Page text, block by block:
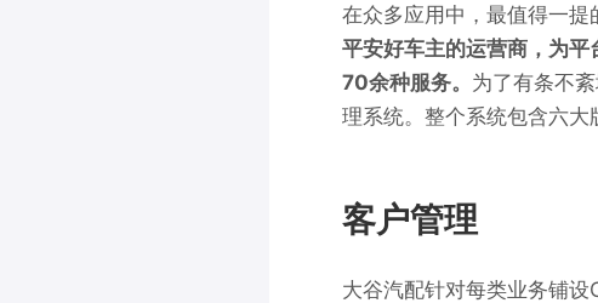
在众多应用中，最值得一提
平安好车主的运营商，为
70余种服务。 为了有条不
理系统。整个系统包含六大
客户管理
大谷汽配针对每类业务铺